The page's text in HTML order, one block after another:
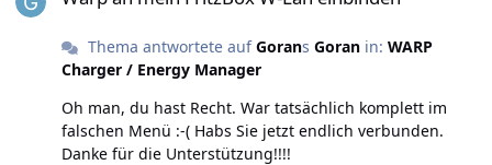
Thema antwortete aufGorans Goranin: WARP
Charger / Energy Manager
Oh man, du hast Recht. War tatsächlich komplett im
falschen Menü :-( Habs Sie jetzt endlich verbunden.
Danke für die Unterstützung!!!!